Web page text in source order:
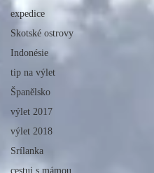
expedice
Skotské ostrovy
Indonésie
tip na výlet
Španělsko
výlet 2017
výlet 2018
Srílanka
cestuj s mámou